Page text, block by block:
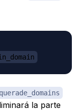
la parte